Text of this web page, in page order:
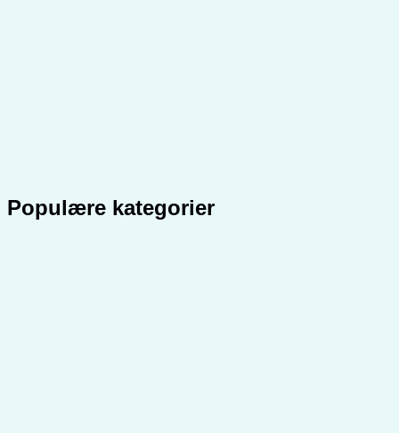
Populære kategorier